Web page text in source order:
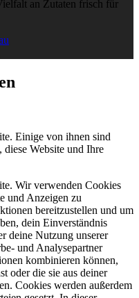
an Zutaten frisch für
Einige von ihnen sind
diese Website und Ihre
Wir verwenden Cookies
und Anzeigen zu
bereitzustellen und um
dein Einverständnis
deine Nutzung unserer
und Analysepartner
kombinieren können,
oder die sie aus deiner
Cookies werden außerdem